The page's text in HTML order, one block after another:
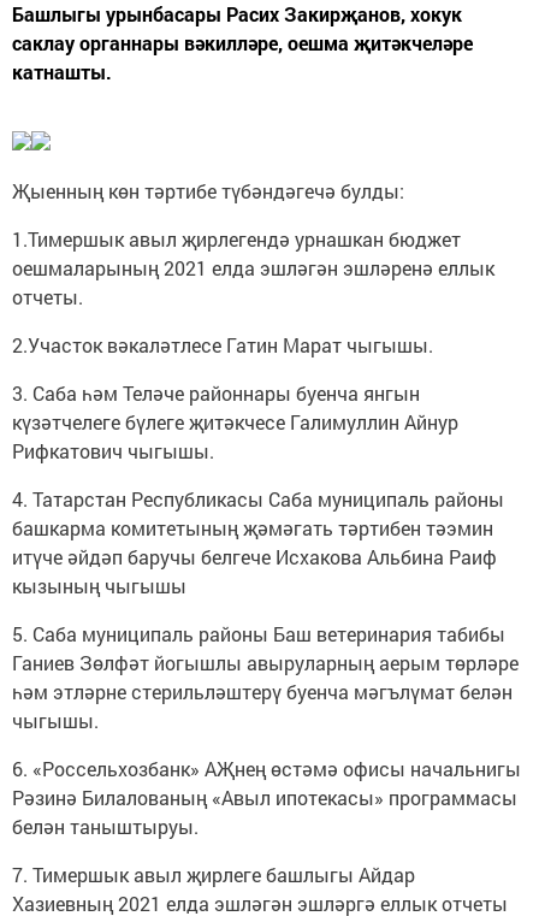
Башлыгы урынбасары Расих Закирҗанов, хокук
саклау органнары вәкилләре, оешма җитәкчеләре
катнашты.
Җыенның көн тәртибе түбәндәгечә булды:
1.Тимершык авыл җирлегендә урнашкан бюджет
оешмаларының 2021 елда эшләгән эшләренә еллык
отчеты.
2.Участок вәкаләтлесе Гатин Марат чыгышы.
3. Саба һәм Теләче районнары буенча янгын
күзәтчелеге бүлеге җитәкчесе Галимуллин Айнур
Рифкатович чыгышы.
4. Татарстан Республикасы Саба муниципаль районы
башкарма комитетының җәмәгать тәртибен тәэмин
итүче әйдәп баручы белгече Исхакова Альбина Раиф
кызының чыгышы
5. Саба муниципаль районы Баш ветеринария табибы
Ганиев Зөлфәт йогышлы авыруларның аерым төрләре
һәм этләрне стерильләштерү буенча мәгълүмат белән
чыгышы.
6. «Россельхозбанк» АҖнең өстәмә офисы начальнигы
Рәзинә Билалованың «Авыл ипотекасы» программасы
белән таныштыруы.
7. Тимершык авыл җирлеге башлыгы Айдар
Хазиевның 2021 елда эшләгән эшләргә еллык отчеты